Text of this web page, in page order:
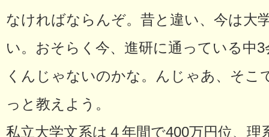
なければならんぞ。昔と違い、今は大
い。おそらく今、進研に通っている中
くんじゃないのかな。んじゃあ、そこ
っと教えよう。
私立大学文系は４年間で400万円位、理